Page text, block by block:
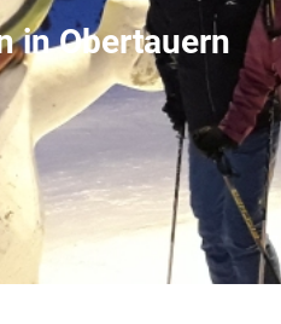
in Obertauern